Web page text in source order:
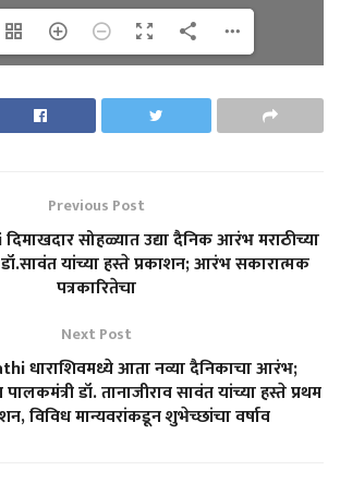
Previous Post
सोहळ्यात उद्या दैनिक आरंभ मराठीच्या
यांच्या हस्ते प्रकाशन; आरंभ सकारात्मक
पत्रकारितेचा
Next Post
धाराशिवमध्ये आता नव्या दैनिकाचा आरंभ;
डॉ. तानाजीराव सावंत यांच्या हस्ते प्रथम
विविध मान्यवरांकडून शुभेच्छांचा वर्षाव